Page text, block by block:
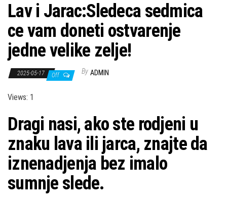
Lav i Jarac:Sledeca sedmica
ce vam doneti ostvarenje
jedne velike zelje!
2025-05-17 Off By ADMIN
Views: 1
Dragi nasi, ako ste rodjeni u
znaku lava ili jarca, znajte da
iznenadjenja bez imalo
sumnje slede.